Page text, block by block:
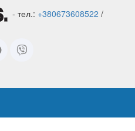
- тел.: +380673608522 /